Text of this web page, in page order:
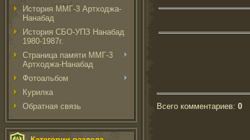
История ММГ-3 Артходжа-
Нанабад
История СБО-УПЗ Нанабад
1980-1987г.
Страница памяти ММГ-3
Артходжа-Нанабад
Фотоальбом
Курилка
Обратная связь
Всего комментариев: 0